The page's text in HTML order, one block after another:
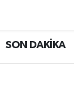
SON DAKİKA